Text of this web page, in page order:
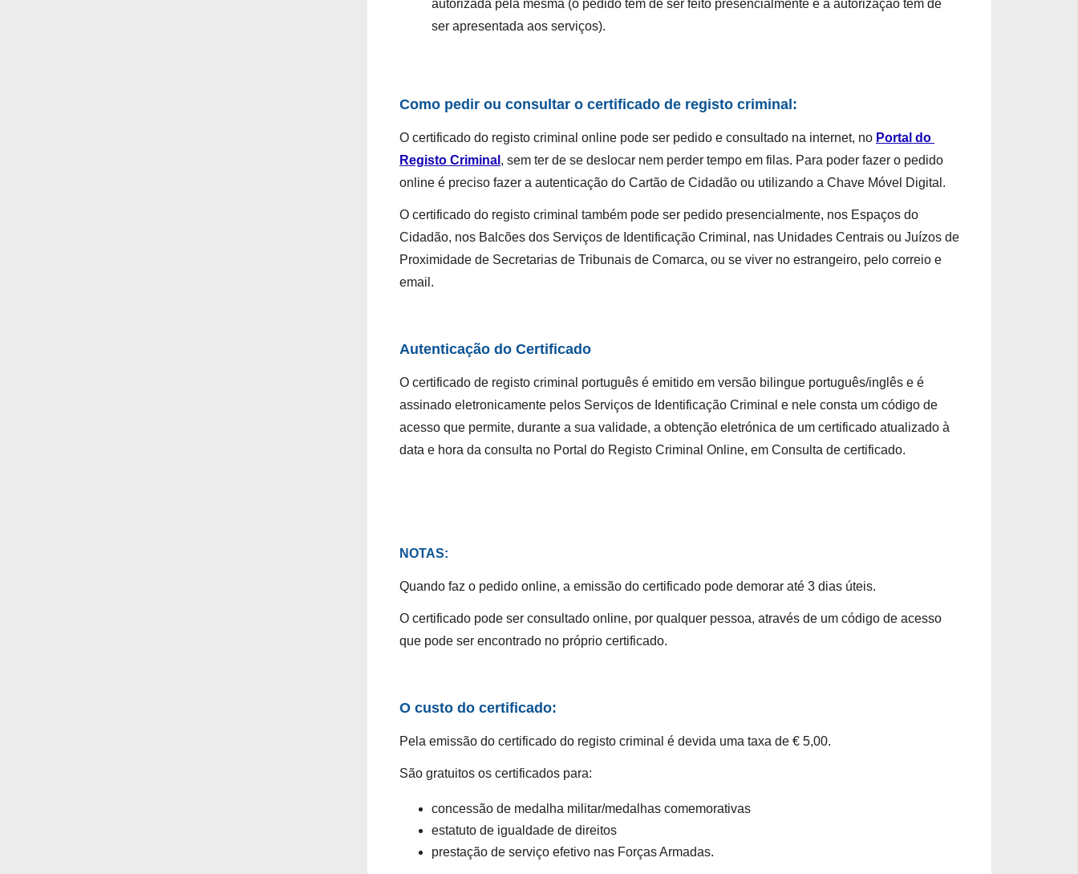
autorizada pela mesma (o pedido tem de ser feito presencialmente e a autorização tem de
ser apresentada aos serviços).
Como pedir ou consultar o certificado de registo criminal:
O certificado do registo criminal online pode ser pedido e consultado na internet, no Portal do
Registo Criminal , sem ter de se deslocar nem perder tempo em filas. Para poder fazer o pedido
online é preciso fazer a autenticação do Cartão de Cidadão ou utilizando a Chave Móvel Digital.
O certificado do registo criminal também pode ser pedido presencialmente, nos Espaços do
Cidadão, nos Balcões dos Serviços de Identificação Criminal, nas Unidades Centrais ou Juízos de
Proximidade de Secretarias de Tribunais de Comarca, ou se viver no estrangeiro, pelo correio e
email.
Autenticação do Certificado
O certificado de registo criminal português é emitido em versão bilingue português/inglês e é
assinado eletronicamente pelos Serviços de Identificação Criminal e nele consta um código de
acesso que permite, durante a sua validade, a obtenção eletrónica de um certificado atualizado à
data e hora da consulta no Portal do Registo Criminal Online, em Consulta de certificado.
NOTAS:
Quando faz o pedido online, a emissão do certificado pode demorar até 3 dias úteis.
O certificado pode ser consultado online, por qualquer pessoa, através de um código de acesso
que pode ser encontrado no próprio certificado.
O custo do certificado:
Pela emissão do certificado do registo criminal é devida uma taxa de € 5,00.
São gratuitos os certificados para:
concessão de medalha militar/medalhas comemorativas
estatuto de igualdade de direitos
prestação de serviço efetivo nas Forças Armadas.